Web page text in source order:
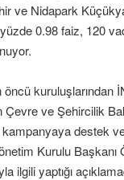
ve Nidapark
0.98 faiz, 120
kuruluşlarından
ve Şehircilik
kampanyaya destek
Kurulu Başkanı
ilgili yaptığı